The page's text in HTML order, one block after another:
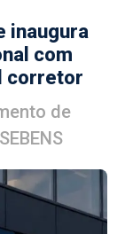
inaugura
com
corretor
de